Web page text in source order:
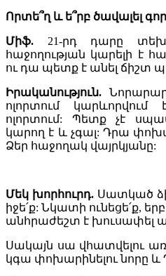
Որտե՞ղ և ե՞րբ ծավալել
Միֆ. 21-րդ դարը
հաջողության կարելի է
ու դա պետք է անել ճիշտ
Իրականություն.
ոլորտում
ոլորտում: Պետք չէ
կարող է և չգալ: Դրա
Ձեր հաջողակ վայրկյանը:
Մեկ խորհուրդ. Սատկած
իջե՛ք: Նկատի ունեցե՛ք,
անհրաժեշտ է խուսափել
Սակայն սա վհատվելու
կգա փոխարինելու նորը և